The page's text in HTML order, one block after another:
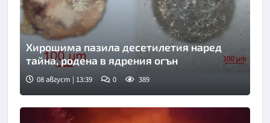
Хирошима пазила десетилетия наред
тайна, родена в ядрения огън
08 август | 13:39 0 389